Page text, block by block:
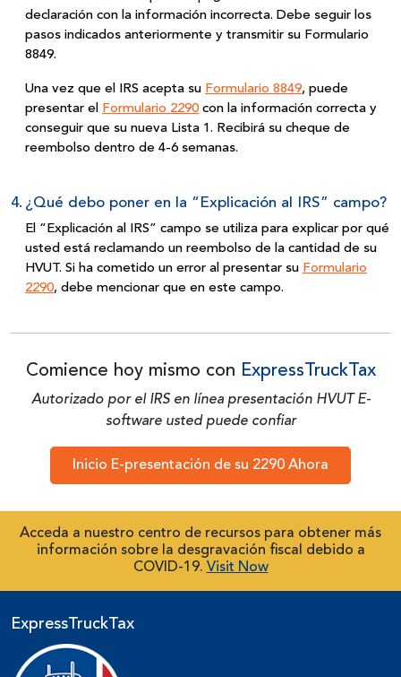
declaración con la información incorrecta. Debe seguir los
pasos indicados anteriormente y transmitir su Formulario
8849.
Una vez que el IRS acepta su Formulario 8849, puede
presentar el Formulario 2290 con la información correcta y
conseguir que su nueva Lista 1. Recibirá su cheque de
reembolso dentro de 4-6 semanas.
4. ¿Qué debo poner en la “Explicación al IRS” campo?
El “Explicación al IRS” campo se utiliza para explicar por qué
usted está reclamando un reembolso de la cantidad de su
HVUT. Si ha cometido un error al presentar su Formulario
2290, debe mencionar que en este campo.
Comience hoy mismo con ExpressTruckTax
Autorizado por el IRS en línea presentación HVUT E-
software usted puede confiar
Inicio E-presentación de su 2290 Ahora
Acceda a nuestro centro de recursos para obtener más
información sobre la desgravación fiscal debido a
COVID-19. Visit Now
ExpressTruckTax